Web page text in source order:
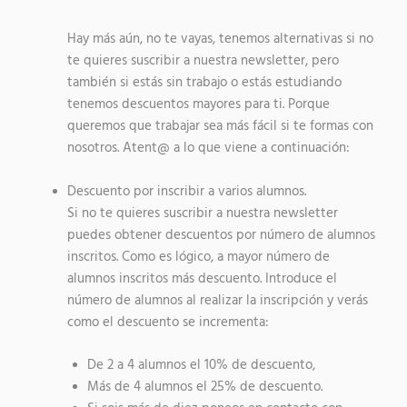
Hay más aún, no te vayas, tenemos alternativas si no
te quieres suscribir a nuestra newsletter, pero
también si estás sin trabajo o estás estudiando
tenemos descuentos mayores para ti. Porque
queremos que trabajar sea más fácil si te formas con
nosotros. Atent@ a lo que viene a continuación:
Descuento por inscribir a varios alumnos.
Si no te quieres suscribir a nuestra newsletter
puedes obtener descuentos por número de alumnos
inscritos. Como es lógico, a mayor número de
alumnos inscritos más descuento. Introduce el
número de alumnos al realizar la inscripción y verás
como el descuento se incrementa:
De 2 a 4 alumnos el 10% de descuento,
Más de 4 alumnos el 25% de descuento.